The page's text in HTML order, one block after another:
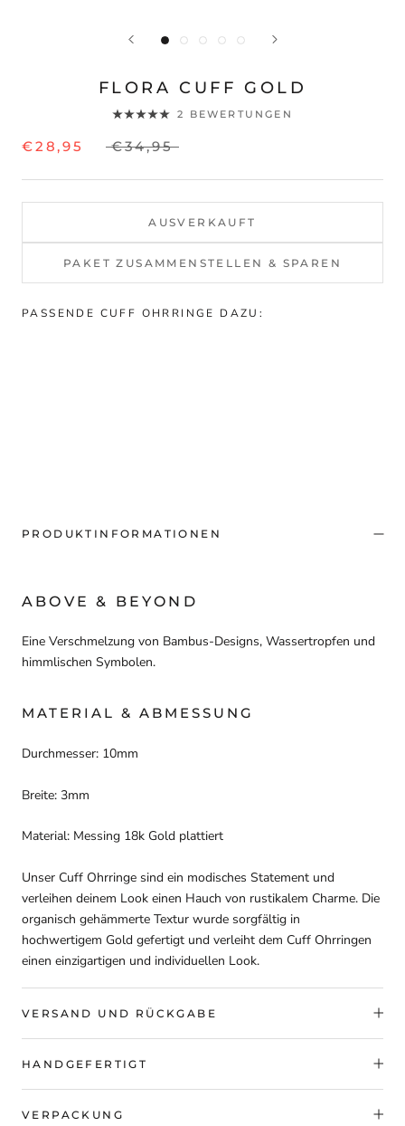
FLORA CUFF GOLD
2 BEWERTUNGEN
€28,95 €34,95
AUSVERKAUFT
PAKET ZUSAMMENSTELLEN & SPAREN
PASSENDE CUFF OHRRINGE DAZU:
PRODUKTINFORMATIONEN
ABOVE & BEYOND
Eine Verschmelzung von Bambus-Designs, Wassertropfen und
himmlischen Symbolen.
MATERIAL & ABMESSUNG
Durchmesser: 10mm
Breite: 3mm
Material: Messing 18k Gold plattiert
Unser Cuff Ohrringe sind ein modisches Statement und
verleihen deinem Look einen Hauch von rustikalem Charme. Die
organisch gehämmerte Textur wurde sorgfältig in
hochwertigem Gold gefertigt und verleiht dem Cuff Ohrringen
einen einzigartigen und individuellen Look.
VERSAND UND RÜCKGABE
HANDGEFERTIGT
VERPACKUNG